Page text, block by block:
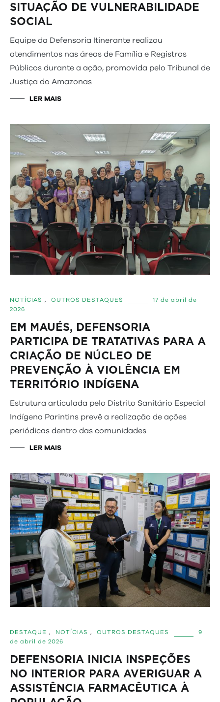
SITUAÇÃO DE VULNERABILIDADE
SOCIAL
Equipe da Defensoria Itinerante realizou
atendimentos nas áreas de Família e Registros
Públicos durante a ação, promovida pelo Tribunal de
Justiça do Amazonas
LER MAIS
NOTÍCIAS , OUTROS DESTAQUES
17 de abril de
2026
EM MAUÉS, DEFENSORIA
PARTICIPA DE TRATATIVAS PARA A
CRIAÇÃO DE NÚCLEO DE
PREVENÇÃO À VIOLÊNCIA EM
TERRITÓRIO INDÍGENA
Estrutura articulada pelo Distrito Sanitário Especial
Indígena Parintins prevê a realização de ações
periódicas dentro das comunidades
LER MAIS
DESTAQUE , NOTÍCIAS , OUTROS DESTAQUES
9
de abril de 2026
DEFENSORIA INICIA INSPEÇÕES
NO INTERIOR PARA AVERIGUAR A
ASSISTÊNCIA FARMACÊUTICA À